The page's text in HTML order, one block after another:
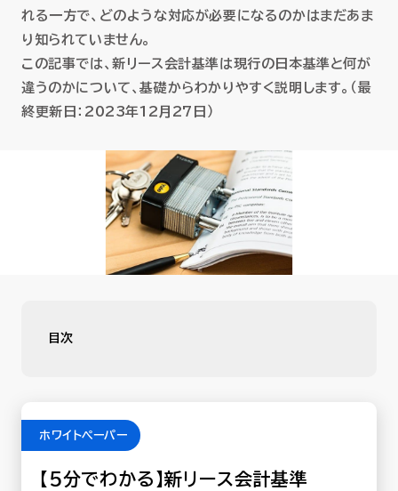
セミナー
資料ダウンロード
れる一方で、どのような対応が必要になるのかはまだあま
り知られていません。
この記事では、新リース会計基準は現行の日本基準と何が
違うのかについて、基礎からわかりやすく説明します。（最
終更新日：2023年12月27日）
目次
ホワイトペーパー
【5分でわかる】新リース会計基準